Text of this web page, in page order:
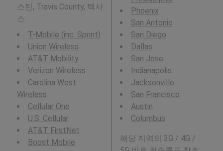
스틴, Travis County, 텍사
스.
T-Mobile (inc. Sprint)
Union Wireless
AT&T Mobility
Verizon Wireless
Carolina West
Wireless
Cellular One
U.S. Cellular
AT&T FirstNet
Boost Mobile
Phoenix
San Antonio
San Diego
Dallas
San Jose
Indianapolis
Jacksonville
San Francisco
Austin
Columbus
해당 지역의 3G / 4G /